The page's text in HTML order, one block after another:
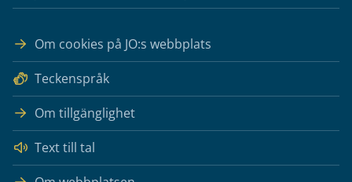
Om cookies på JO:s webbplats
Teckenspråk
Om tillgänglighet
Text till tal